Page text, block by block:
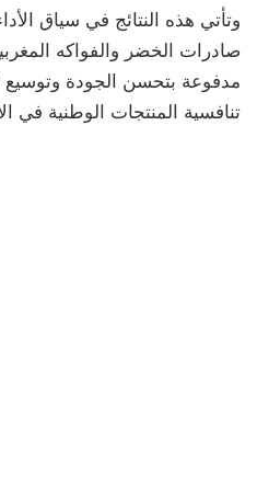
وتأتي هذه النتائج في سياق
صادرات الخضر والفواكه
مدفوعة بتحسن الجودة وتوسيع
تنافسية المنتجات الوطنية في